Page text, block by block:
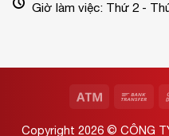
Giờ làm việc: Thứ 2 -
Copyright 2026 © CÔNG